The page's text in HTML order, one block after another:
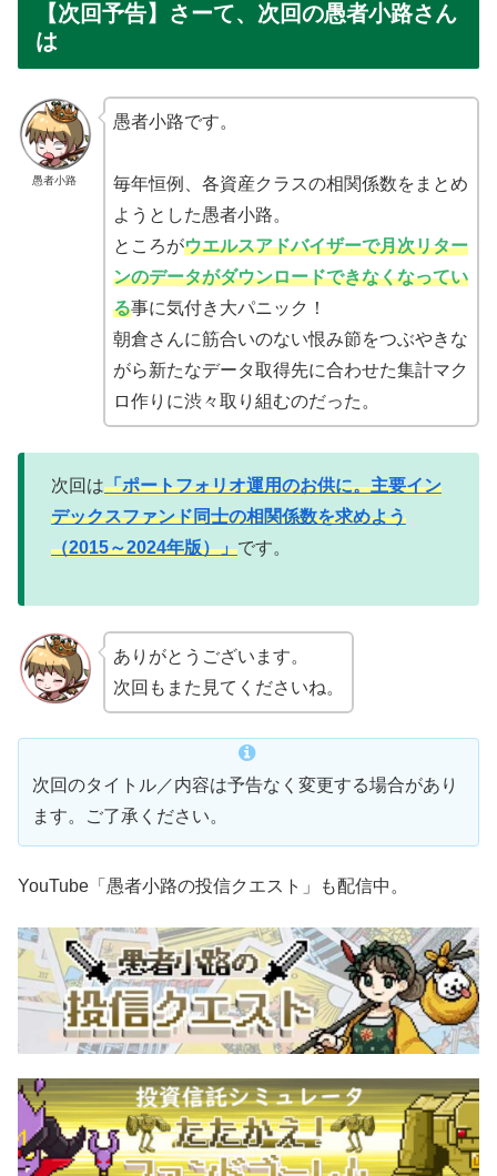
【次回予告】さーて、次回の愚者小路さん
は
愚者小路
愚者小路です。
毎年恒例、各資産クラスの相関係数をまとめ
ようとした愚者小路。
ところがウエルスアドバイザーで月次リター
ンのデータがダウンロードできなくなってい
る事に気付き大パニック！
朝倉さんに筋合いのない恨み節をつぶやきな
がら新たなデータ取得先に合わせた集計マク
ロ作りに渋々取り組むのだった。
次回は「ポートフォリオ運用のお供に。主要イン
デックスファンド同士の相関係数を求めよう
（2015～2024年版）」です。
ありがとうございます。
次回もまた見てくださいね。
次回のタイトル／内容は予告なく変更する場合があり
ます。ご了承ください。
YouTube「愚者小路の投信クエスト」も配信中。